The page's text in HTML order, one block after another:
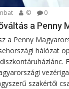
© 0
a Penny
a Penny
hálózat
szakértői